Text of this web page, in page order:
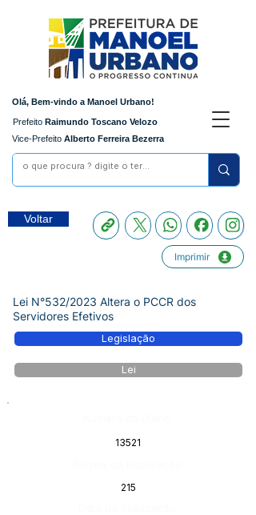
Olá, Bem-vindo a Manoel Urbano!
Prefeito Raimundo Toscano Velozo
Vice-Prefeito Alberto Ferreira Bezerra
Voltar
Imprimir
Lei N°532/2023 Altera o PCCR dos
Servidores Efetivos
Legislação
Lei
13521
215